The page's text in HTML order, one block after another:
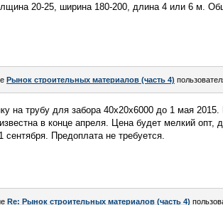
20-25, ширина 180-200, длина 4 или 6 м.
Рынок строительных материалов (часть 4)
на трубу для забора 40х20х6000 до 1 мая
в конце апреля. Цена будет мелкий опт,
сентября. Предоплата не требуется.
Re: Рынок строительных материалов (часть 4)